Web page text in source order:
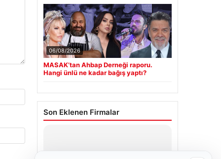
06/08/2026
MASAK’tan Ahbap Derneği raporu.
Hangi ünlü ne kadar bağış yaptı?
Son Eklenen Firmalar